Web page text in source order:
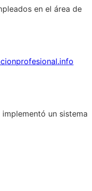
en el área de
un sistema